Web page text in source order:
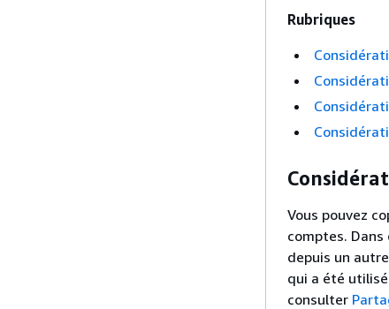
Rubriques
Vous pouvez
comptes.
depuis un
qui a été
consulter